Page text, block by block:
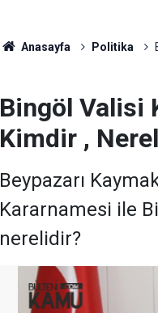
Anasayfa Politika
Bingöl Valisi
Kimdir ,
Beypazarı
Kararnamesi ile
nerelidir?